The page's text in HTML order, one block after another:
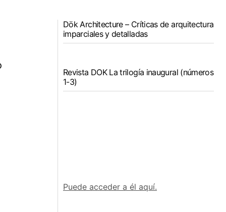
Dök Architecture – Críticas de arquitectura
imparciales y detalladas
Revista DOK La trilogía inaugural (números
1-3)
Puede acceder a él aquí.